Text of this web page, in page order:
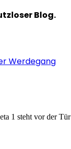
Blog.
Werdegang
1 steht vor der Tür